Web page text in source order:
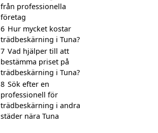
från professionella
företag
6 Hur mycket kostar
trädbeskärning i Tuna?
7 Vad hjälper till att
bestämma priset på
trädbeskärning i Tuna?
8 Sök efter en
professionell för
trädbeskärning i andra
städer nära Tuna